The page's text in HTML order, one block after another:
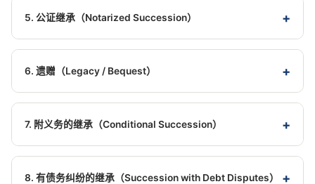
的遗产份额转由其本人的继承人继承。
继承人死亡证明的公证认证。
5. 公证继承（Notarized Succession）
全体继承人无争议时，可向遗产所在地公证处申请办
理继承权公证，凭公证书办理财产过户。涉外公证需
《公证法》第25条、第26条
6. 遗赠（Legacy / Bequest）
被继承人可通过遗嘱将财产赠与法定继承人以外的人
（包括外籍人士或机构）。 《民法典》第1133条
视为放弃。
7. 附义务的继承（Conditional Succession）
遗嘱或遗赠可附有义务，继承人/受遗赠人需履行义务
方可取得遗产。 《民法典》第1144条
涉外情况下如涉及
8. 有债务纠纷的继承（Succession with Debt Disputes）